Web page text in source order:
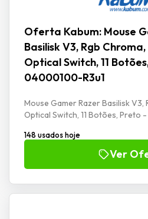
Oferta Kabum: Mouse
Basilisk V3, Rgb
Optical Switch, 11
04000100-R3u1
Mouse Gamer Razer Basilisk
Optical Switch, 11 Botões, Preto
148 usados hoje
Ver